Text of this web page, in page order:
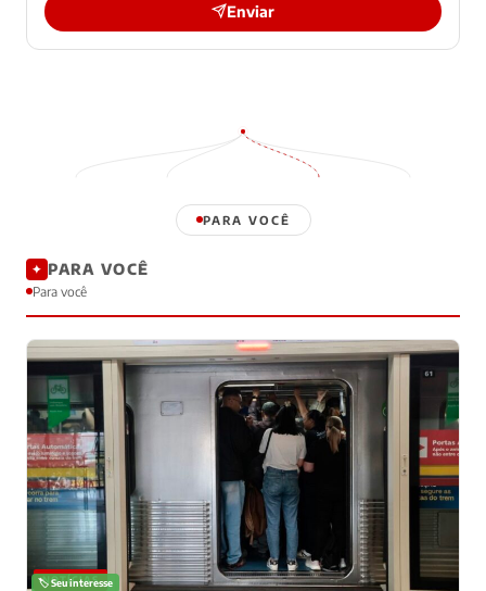
Enviar
PARA VOCÊ
✦ PARA VOCÊ
Para você
NOTÍCIAS
🏷️ Seu interesse